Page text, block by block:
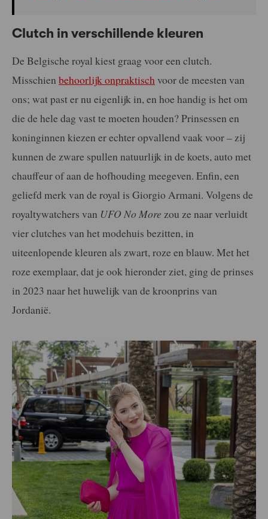
Clutch in verschillende kleuren
De Belgische royal kiest graag voor een clutch.
Misschien behoorlijk onpraktischvoor de meesten van
ons; wat past er nu eigenlijk in, en hoe handig is het om
die de hele dag vast te moeten houden? Prinsessen en
koninginnen kiezen er echter opvallend vaak voor – zij
kunnen de zware spullen natuurlijk in de koets, auto met
chauffeur of aan de hofhouding meegeven. Enfin, een
geliefd merk van de royal is Giorgio Armani. Volgens de
royaltywatchers van UFO No More zou ze naar verluidt
vier clutches van het modehuis bezitten, in
uiteenlopende kleuren als zwart, roze en blauw. Met het
roze exemplaar, dat je ook hieronder ziet, ging de prinses
in 2023 naar het huwelijk van de kroonprins van
Jordanië.